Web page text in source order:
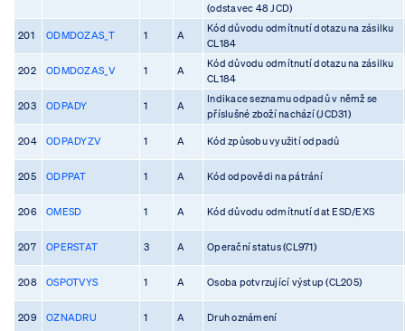
(odstavec 48 JCD)
201 ODMDOZAS_T 1 A
Kód důvodu odmítnutí dotazu na zásilku
CL184
202 ODMDOZAS_V 1 A
Kód důvodu odmítnutí dotazu na zásilku
CL184
203 ODPADY 1 A
Indikace seznamu odpadů v němž se
příslušné zboží nachází (JCD31)
204 ODPADYZV 1 A Kód způsobu využití odpadů
205 ODPPAT 1 A Kód odpovědi na pátrání
206 OMESD 1 A Kód důvodu odmítnutí dat ESD/EXS
207 OPERSTAT 3 A Operační status (CL971)
208 OSPOTVYS 1 A Osoba potvrzující výstup (CL205)
209 OZNADRU 1 A Druh oznámení